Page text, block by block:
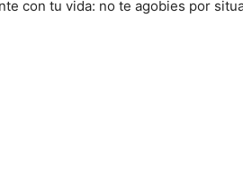
con tu vida: no te agobies por